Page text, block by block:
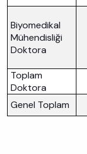
Biyomedikal
Mühendisliği
Doktora
Toplam
Doktora
Genel Toplam